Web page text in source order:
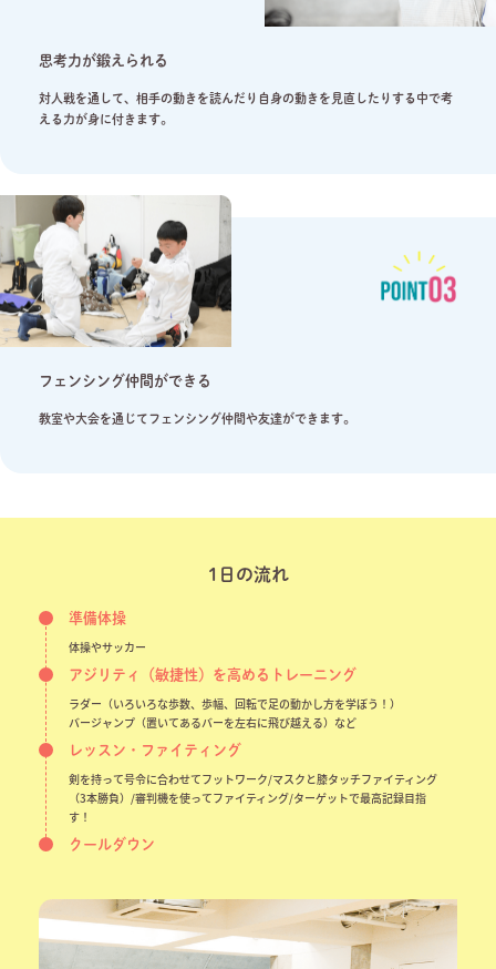
思考力が鍛えられる
対人戦を通して、相手の動きを読んだり自身の動きを見直したりする中で考
える力が身に付きます。
フェンシング仲間ができる
教室や大会を通じてフェンシング仲間や友達ができます。
1日の流れ
準備体操
体操やサッカー
アジリティ（敏捷性）を高めるトレーニング
ラダー（いろいろな歩数、歩幅、回転で足の動かし方を学ぼう！）
バージャンプ（置いてあるバーを左右に飛び越える）など
レッスン・ファイティング
剣を持って号令に合わせてフットワーク/マスクと膝タッチファイティング
（3本勝負）/審判機を使ってファイティング/ターゲットで最高記録目指
す！
クールダウン